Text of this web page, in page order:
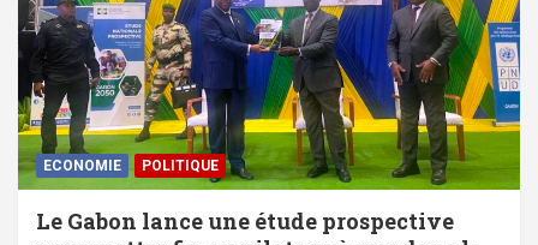
ECONOMIE POLITIQUE
Le Gabon lance une étude prospective